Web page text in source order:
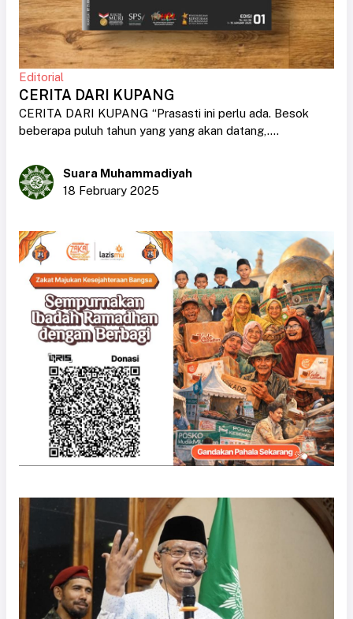
Editorial
CERITA DARI KUPANG
CERITA DARI KUPANG “Prasasti ini perlu ada. Besok
beberapa puluh tahun yang yang akan datang,....
Suara Muhammadiyah
18 February 2025